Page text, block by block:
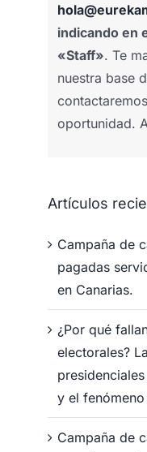
indicando en
«Staff». Te
nuestra base
oportunidad.
Artículos
Campaña de
pagadas
en Canarias.
¿Por qué
electorales?
y el
Campaña de